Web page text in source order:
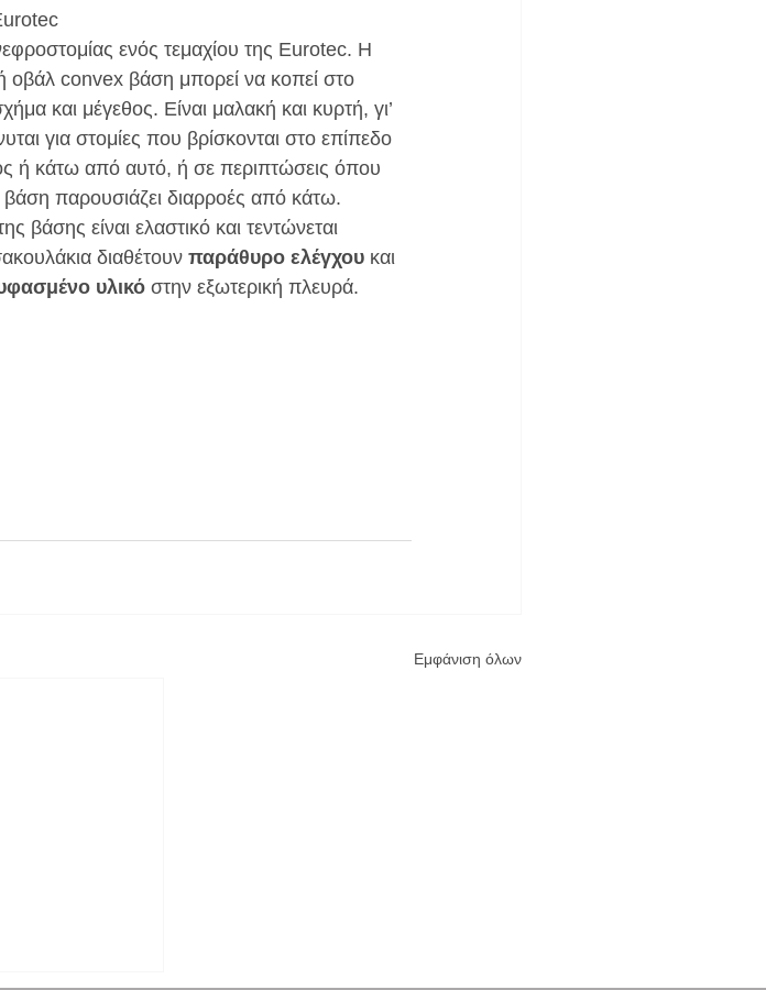
ενός τεμαχίου της Eurotec. Η
οβάλ convex βάση μπορεί να κοπεί στο
και μέγεθος. Είναι μαλακή και κυρτή, γι’
για στομίες που βρίσκονται στο επίπεδο
ή κάτω από αυτό, ή σε περιπτώσεις όπου
βάση παρουσιάζει διαρροές από κάτω.
βάσης είναι ελαστικό και τεντώνεται
διαθέτουν παράθυρο ελέγχου και
υλικό στην εξωτερική πλευρά.
Εμφάνιση όλων